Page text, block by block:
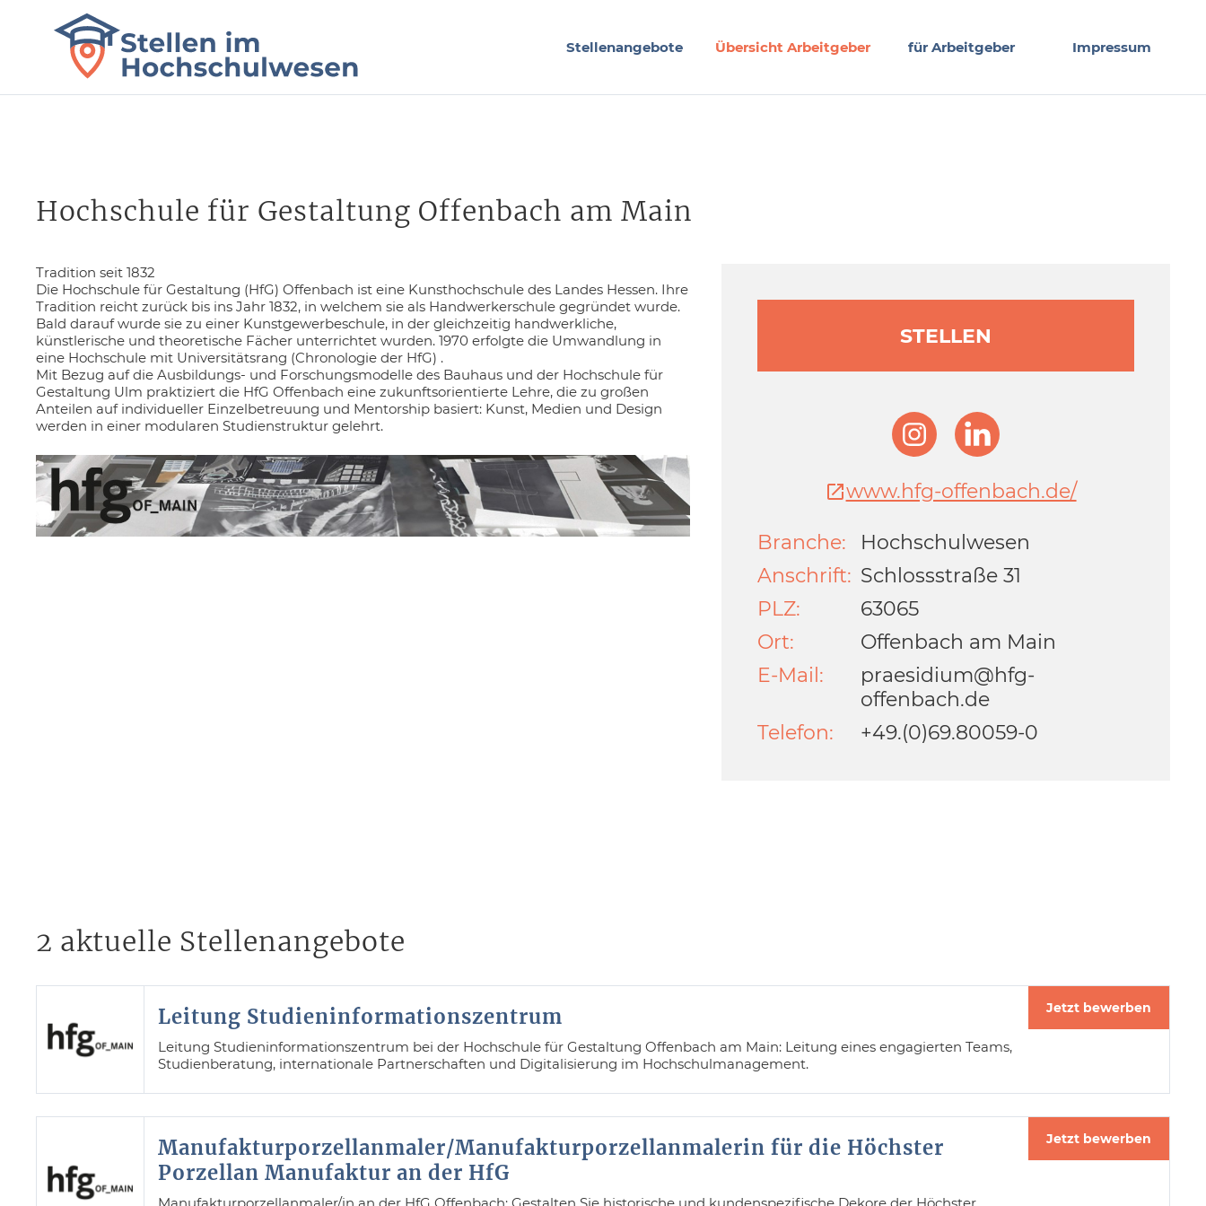
Stellenangebote Übersicht Arbeitgeber für Arbeitgeber Impressum
Hochschule für Gestaltung Offenbach am Main
Tradition seit 1832
Die Hochschule für Gestaltung (HfG) Offenbach ist eine Kunsthochschule des Landes Hessen. Ihre
Tradition reicht zurück bis ins Jahr 1832, in welchem sie als Handwerkerschule gegründet wurde.
Bald darauf wurde sie zu einer Kunstgewerbeschule, in der gleichzeitig handwerkliche,
künstlerische und theoretische Fächer unterrichtet wurden. 1970 erfolgte die Umwandlung in
eine Hochschule mit Universitätsrang (Chronologie der HfG) .
Mit Bezug auf die Ausbildungs- und Forschungsmodelle des Bauhaus und der Hochschule für
Gestaltung Ulm praktiziert die HfG Offenbach eine zukunftsorientierte Lehre, die zu großen
Anteilen auf individueller Einzelbetreuung und Mentorship basiert: Kunst, Medien und Design
werden in einer modularen Studienstruktur gelehrt.
STELLEN
www.hfg-offenbach.de/
Branche:
Hochschulwesen
Anschrift: Schlossstraße 31
PLZ:
63065
Ort:
Offenbach am Main
E-Mail:
praesidium@hfg-
offenbach.de
Telefon:
+49.(0)69.80059-0
2 aktuelle Stellenangebote
Leitung Studieninformationszentrum
Leitung Studieninformationszentrum bei der Hochschule für Gestaltung Offenbach am Main: Leitung eines engagierten Teams,
Studienberatung, internationale Partnerschaften und Digitalisierung im Hochschulmanagement.
Jetzt bewerben
Manufakturporzellanmaler/Manufakturporzellanmalerin für die Höchster
Porzellan Manufaktur an der HfG
Jetzt bewerben